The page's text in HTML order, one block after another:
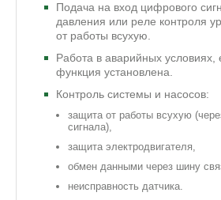
Подача на вход цифрового
давления или реле контроля
от работы всухую.
Работа в аварийных условиях,
функция установлена.
Контроль системы и насосов:
защита от работы всухую
сигнала),
защита электродвигателя,
обмен данными через шину
неисправность датчика.